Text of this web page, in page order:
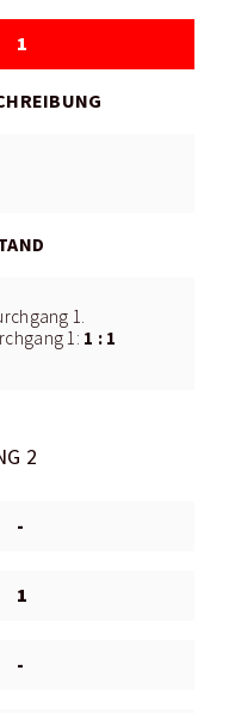
1
1.
1: 1 : 1
2
-
1
-